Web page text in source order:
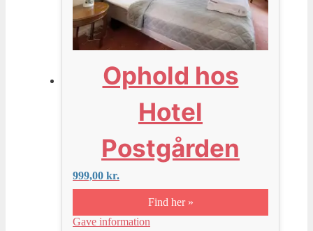
Ophold hos
Hotel
Postgården
999,00 kr.
Find her »
Gave information